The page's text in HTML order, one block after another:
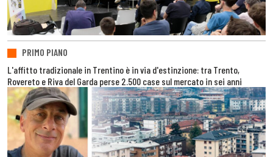
PRIMO PIANO
L'affitto tradizionale in Trentino è in via d'estinzione: tra Trento,
Rovereto e Riva del Garda perse 2.500 case sul mercato in sei anni